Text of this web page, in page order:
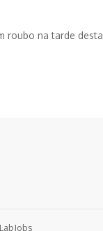
roubo na tarde desta
LabJobs